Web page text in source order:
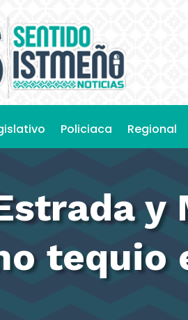
Policiaca Regional
y
tequio